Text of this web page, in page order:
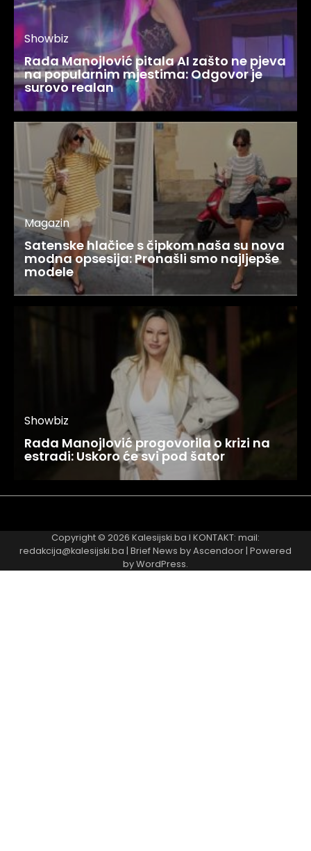
Showbiz
Rada Manojlović pitala AI zašto ne pjeva
na popularnim mjestima: Odgovor je
surovo realan
Magazin
Satenske hlačice s čipkom naša su nova
modna opsesija: Pronašli smo najljepše
modele
Showbiz
Rada Manojlović progovorila o krizi na
estradi: Uskoro će svi pod šator
Copyright © 2026 Kalesijski.ba I KONTAKT: mail:
redakcija@kalesijski.ba | Brief News byAscendoor| Powered
byWordPress.